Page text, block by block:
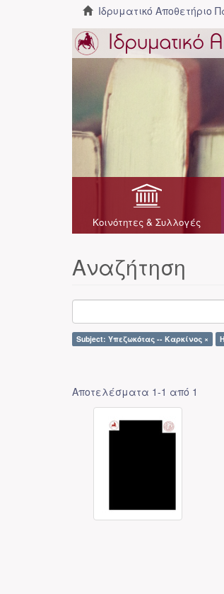
Ιδρυματικό Αποθετήριο
Κοινότητες & Συλλογές
Αναζήτηση
Subject: Υπεζωκότας -- Καρκίνος ×
Αποτελέσματα 1-1 από 1